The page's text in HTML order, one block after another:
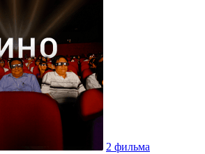
2 фильма